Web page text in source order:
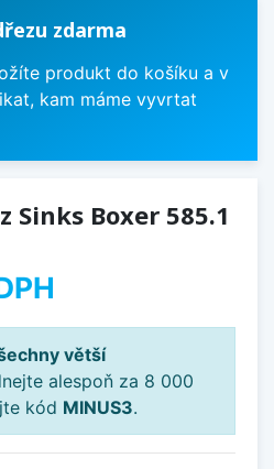
zdarma
produkt do košíku a v
kam máme vyvrtat
Sinks Boxer 585.1
větší
alespoň za 8 000
kód MINUS3.